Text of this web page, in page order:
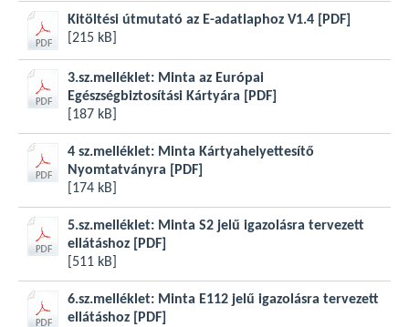
Kitöltési útmutató az E-adatlaphoz V1.4
[PDF]
[215 kB]
3.sz.melléklet: Minta az Európai
Egészségbiztosítási Kártyára
[PDF]
[187 kB]
4 sz.melléklet: Minta Kártyahelyettesítő
Nyomtatványra
[PDF]
[174 kB]
5.sz.melléklet: Minta S2 jelű igazolásra tervezett
ellátáshoz
[PDF]
[511 kB]
6.sz.melléklet: Minta E112 jelű igazolásra tervezett
ellátáshoz
[PDF]